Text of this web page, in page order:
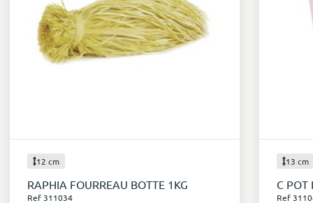
12 cm
RAPHIA FOURREAU BOTTE 1KG
Ref 311034
13 cm
C POT
Ref